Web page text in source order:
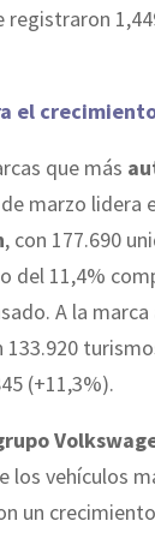
registraron
el
que más
marzo lidera
, con 177.690
del 11,4%
A la
133.920
(+11,3%).
los vehículos
un